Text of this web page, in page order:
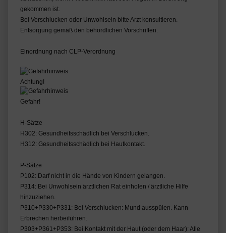
gekommen ist.
Bei Verschlucken oder Unwohlsein bitte Arzt konsultieren.
Entsorgung gemäß den behördlichen Vorschriften.
Einordnung nach CLP-Verordnung
Achtung!
Gefahr!
H-Sätze
H302: Gesundheitsschädlich bei Verschlucken.
H312: Gesundheitsschädlich bei Hautkontakt.
P-Sätze
P102: Darf nicht in die Hände von Kindern gelangen.
P314: Bei Unwohlsein ärztlichen Rat einholen / ärztliche Hilfe
hinzuziehen.
P310+P330+P331: Bei Verschlucken: Mund ausspülen. Kann
Erbrechen herbeiführen.
P303+P361+P353: Bei Kontakt mit der Haut (oder dem Haar): Alle